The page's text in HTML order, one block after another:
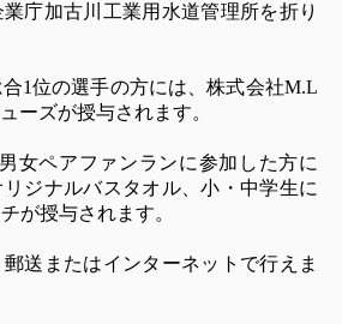
庁加古川工業用水道管理所を折り
1位の選手の方には、株式会社M.L
ーズが授与されます。
女ペアファンランに参加した方に
ジナルバスタオル、小・中学生に
が授与されます。
送またはインターネットで行えま